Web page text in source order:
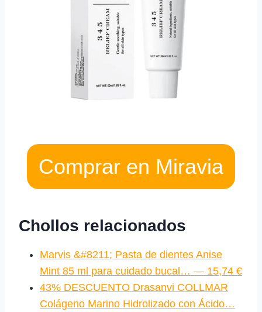
Comprar en Miravia
Chollos relacionados
Marvis &#8211; Pasta de dientes Anise
Mint 85 ml para cuidado bucal… — 15,74 €
43% DESCUENTO Drasanvi COLLMAR
Colágeno Marino Hidrolizado con Ácido…